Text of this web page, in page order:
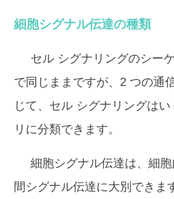
細胞シグナル伝達の種類
セル シグナリングのシー
で同じままですが、2 つの通
じて、セル シグナリングは
リに分類できます。
細胞シグナル伝達は、細
間シグナル伝達に大別できま